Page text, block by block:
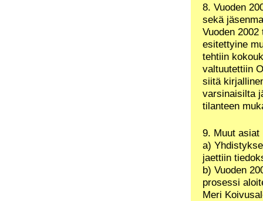
8. Vuoden
sekä
Vuoden
esitettyine
tehtiin
valtuutettiin
siitä
varsinaisilta
tilanteen
9. Muut asiat
a)
jaettiin
b) Vuoden
prosessi
Meri